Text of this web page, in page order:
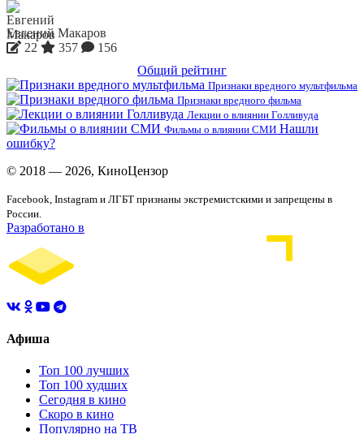
Евгений Макаров
22
357
156
Общий рейтинг
Признаки вредного мультфильма
Признаки вредного фильма
Лекции о влиянии Голливуда
Фильмы о влиянии СМИ Нашли
ошибку?
© 2018 — 2026, КиноЦензор
Facebook, Instagram и ЛГБТ признаны экстремистскими и запрещены в
России.
Разработано в
Афиша
Топ 100 лучших
Топ 100 худших
Сегодня в кино
Скоро в кино
Популярно на ТВ